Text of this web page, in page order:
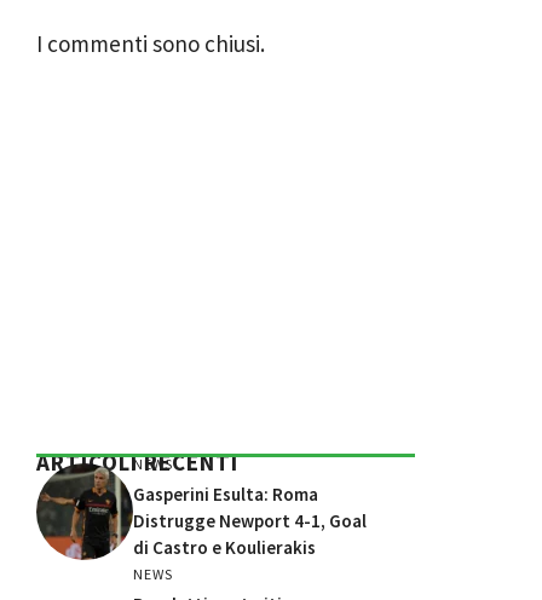
I commenti sono chiusi.
ARTICOLI RECENTI
NEWS
Gasperini Esulta: Roma
Distrugge Newport 4-1, Goal
di Castro e Koulierakis
NEWS